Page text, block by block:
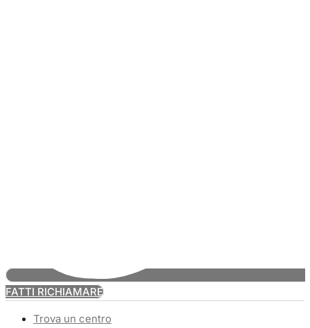
FATTI RICHIAMARE
Trova un centro